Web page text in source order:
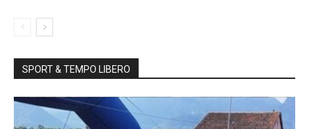
SPORT & TEMPO LIBERO